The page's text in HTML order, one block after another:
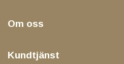
Om oss
Kundtjänst